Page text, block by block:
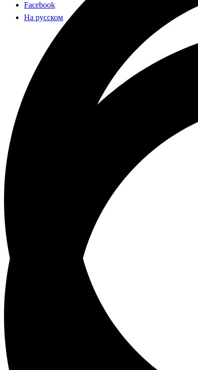
Facebook
На русском